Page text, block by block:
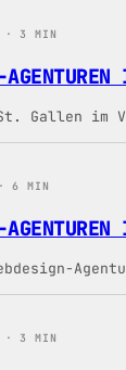
3 MIN
St. Gallen
6 MIN
3 MIN